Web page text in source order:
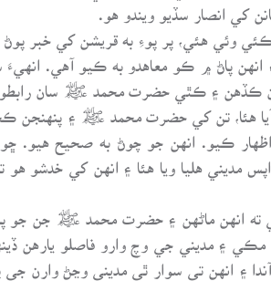
کي انصار سڏيو ويندو هو.
خفيه طورتي ڪئي وئي هئي، پر پوءِ به قريشن کي
پاڻ ۾ ڪو معاهدو به ڪيو آهي.
ڪڏهن ۽ ڪٿي حضرت محمد ﷺ سان رابطو
هئا، تن کي حضرت محمد ﷺ ۽ پنهنجن
ڪيو. انهن جو چوڻ به صحيح هيو.
هليا ويا هئا ۽ انهن کي خدشو هو
ته انهن ماڻهن ۽ حضرت محمد ﷺ جن جو
۽ مديني جي وچ وارو فاصلو يارهن
۽ انهن تي سوار ٿي مديني وڃڻ وارن جي